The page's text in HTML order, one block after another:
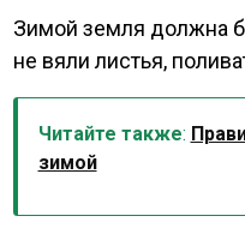
Зимой земля должна
не вяли листья,
Читайте также:
зимой